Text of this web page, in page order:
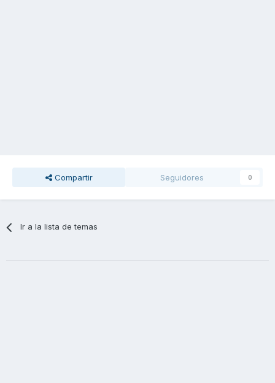
Compartir Seguidores 0
Ir a la lista de temas